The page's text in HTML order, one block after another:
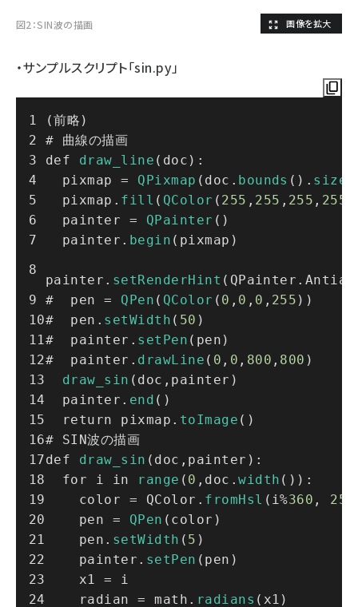
図2：SIN波の描画
・サンプルスクリプト「sin.py」
(前略)
# 曲線の描画
def draw_line (doc):
  pixmap =
QPixmap (doc. bounds (). size
  pixmap.
fill ( QColor ( 255 , 255 , 255 , 255
  painter =
QPainter ()
  painter.
begin (pixmap)
painter. setRenderHint
#  pen = QPen ( QColor ( 0 , 0 , 0 , 255 ))
#  pen. setWidth ( 50 )
#  painter. setPen (pen)
#  painter. drawLine ( 0 , 0 , 800 , 800 )
draw_sin (doc,painter)
  painter.
end ()
  return pixmap.
toImage ()
# SIN波の描画
def draw_sin (doc,painter):
  for i in
range ( 0 ,doc.width ()):
    color = QColor.
fromHsl (i%360 , 255
    pen =
QPen (color)
    pen.
setWidth ( 5 )
    painter.
setPen (pen)
    x1 = i
    radian = math.
radians (x1)